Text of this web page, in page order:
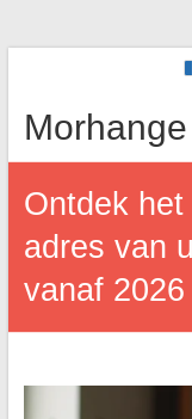
Morhange
Ontdek
adres van
vanaf 2026